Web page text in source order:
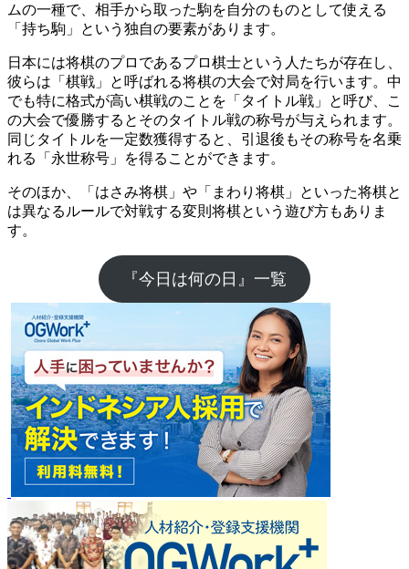
ムの一種で、相手から取った駒を自分のものとして使える
「持ち駒」という独自の要素があります。
日本には将棋のプロであるプロ棋士という人たちが存在し、
彼らは「棋戦」と呼ばれる将棋の大会で対局を行います。中
でも特に格式が高い棋戦のことを「タイトル戦」と呼び、こ
の大会で優勝するとそのタイトル戦の称号が与えられます。
同じタイトルを一定数獲得すると、引退後もその称号を名乗
れる「永世称号」を得ることができます。
そのほか、「はさみ将棋」や「まわり将棋」といった将棋と
は異なるルールで対戦する変則将棋という遊び方もありま
す。
『今日は何の日』一覧